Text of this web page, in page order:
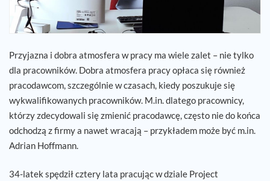
Aktualności
Kontakt
Przyjazna i dobra atmosfera w pracy ma wiele zalet – nie tylko
dla pracowników. Dobra atmosfera pracy opłaca się również
pracodawcom, szczególnie w czasach, kiedy poszukuje się
wykwalifikowanych pracowników. M.in. dlatego pracownicy,
którzy zdecydowali się zmienić pracodawcę, często nie do końca
odchodzą z firmy a nawet wracają – przykładem może być m.in.
Adrian Hoffmann.
34-latek spędził cztery lata pracując w dziale Project